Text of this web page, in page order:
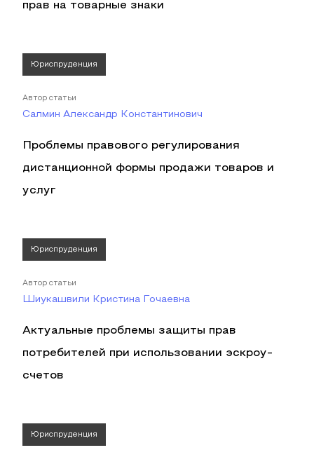
прав на товарные знаки
Юриспруденция
Автор статьи
Салмин Александр Константинович
Проблемы правового регулирования
дистанционной формы продажи товаров и
услуг
Юриспруденция
Автор статьи
Шиукашвили Кристина Гочаевна
Актуальные проблемы защиты прав
потребителей при использовании эскроу-
счетов
Юриспруденция